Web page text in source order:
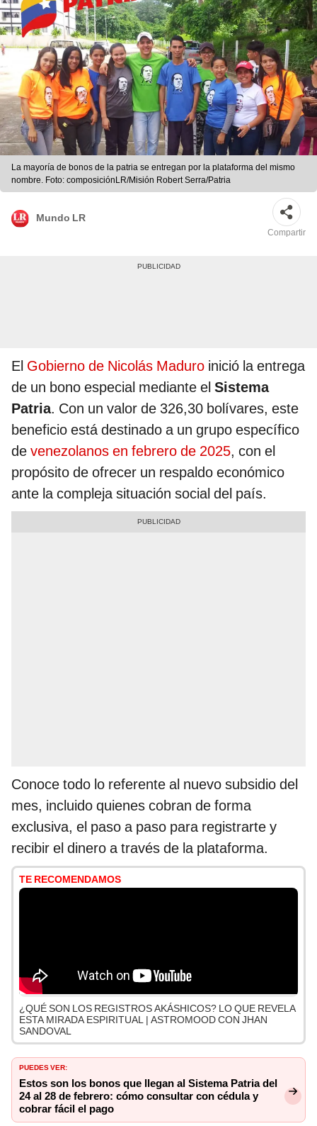
La mayoría de bonos de la patria se entregan por la plataforma del mismo
nombre. Foto: composiciónLR/Misión Robert Serra/Patria
Mundo LR
Compartir
El Gobierno de Nicolás Maduro inició la entrega
de un bono especial mediante el Sistema
Patria. Con un valor de 326,30 bolívares, este
beneficio está destinado a un grupo específico
de venezolanos en febrero de 2025, con el
propósito de ofrecer un respaldo económico
ante la compleja situación social del país.
Conoce todo lo referente al nuevo subsidio del
mes, incluido quienes cobran de forma
exclusiva, el paso a paso para registrarte y
recibir el dinero a través de la plataforma.
TE RECOMENDAMOS
¿QUÉ SON LOS REGISTROS AKÁSHICOS? LO QUE REVELA
ESTA MIRADA ESPIRITUAL | ASTROMOOD CON JHAN
SANDOVAL
PUEDES VER:
Estos son los bonos que llegan al Sistema Patria del
24 al 28 de febrero: cómo consultar con cédula y
cobrar fácil el pago